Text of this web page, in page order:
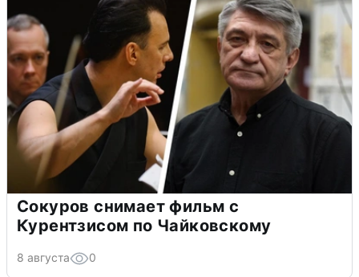
Сокуров снимает фильм с
Курентзисом по Чайковскому
8 августа 0